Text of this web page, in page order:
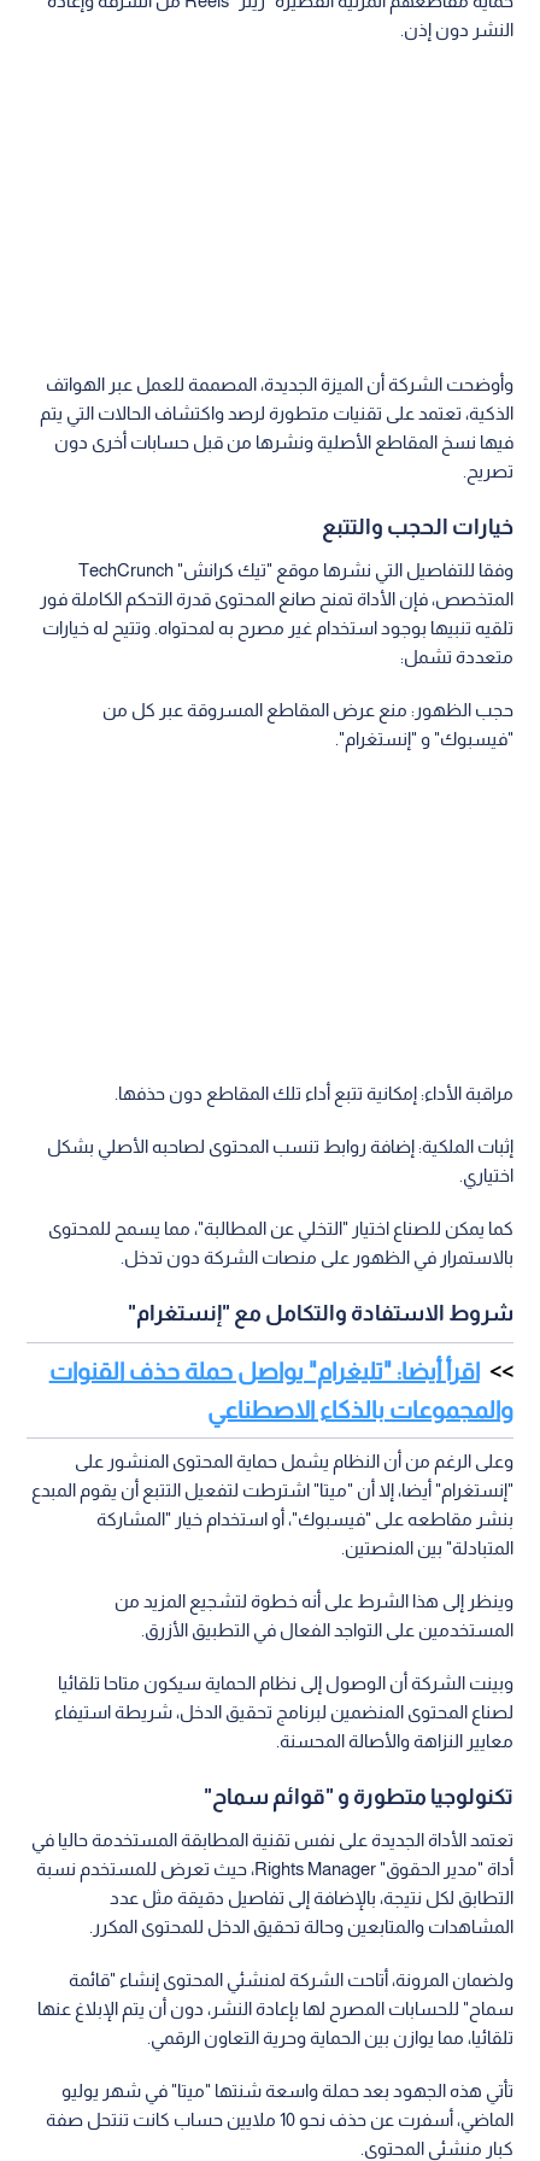
النشر دون إذن.
وأوضحت الشركة أن الميزة الجديدة، المصممة للعمل عبر الهواتف
الذكية، تعتمد على تقنيات متطورة لرصد واكتشاف الحالات التي يتم
فيها نسخ المقاطع الأصلية ونشرها من قبل حسابات أخرى دون
تصريح.
خيارات الحجب والتتبع
وفقا للتفاصيل التي نشرها موقع "تيك كرانش" TechCrunch
المتخصص، فإن الأداة تمنح صانع المحتوى قدرة التحكم الكاملة فور
تلقيه تنبيها بوجود استخدام غير مصرح به لمحتواه. وتتيح له خيارات
متعددة تشمل:
حجب الظهور: منع عرض المقاطع المسروقة عبر كل من
"فيسبوك" و "إنستغرام".
مراقبة الأداء: إمكانية تتبع أداء تلك المقاطع دون حذفها.
إثبات الملكية: إضافة روابط تنسب المحتوى لصاحبه الأصلي بشكل
اختياري.
كما يمكن للصناع اختيار "التخلي عن المطالبة"، مما يسمح للمحتوى
بالاستمرار في الظهور على منصات الشركة دون تدخل.
شروط الاستفادة والتكامل مع "إنستغرام"
اقرأ أيضا: "تليغرام" يواصل حملة حذف القنوات
والمجموعات بالذكاء الاصطناعي
وعلى الرغم من أن النظام يشمل حماية المحتوى المنشور على
"إنستغرام" أيضا، إلا أن "ميتا" اشترطت لتفعيل التتبع أن يقوم المبدع
بنشر مقاطعه على "فيسبوك"، أو استخدام خيار "المشاركة
المتبادلة" بين المنصتين.
وينظر إلى هذا الشرط على أنه خطوة لتشجيع المزيد من
المستخدمين على التواجد الفعال في التطبيق الأزرق.
وبينت الشركة أن الوصول إلى نظام الحماية سيكون متاحا تلقائيا
لصناع المحتوى المنضمين لبرنامج تحقيق الدخل، شريطة استيفاء
معايير النزاهة والأصالة المحسنة.
تكنولوجيا متطورة و "قوائم سماح"
تعتمد الأداة الجديدة على نفس تقنية المطابقة المستخدمة حاليا في
أداة "مدير الحقوق" Rights Manager، حيث تعرض للمستخدم نسبة
التطابق لكل نتيجة، بالإضافة إلى تفاصيل دقيقة مثل عدد
المشاهدات والمتابعين وحالة تحقيق الدخل للمحتوى المكرر.
ولضمان المرونة، أتاحت الشركة لمنشئي المحتوى إنشاء "قائمة
سماح" للحسابات المصرح لها بإعادة النشر، دون أن يتم الإبلاغ عنها
تلقائيا، مما يوازن بين الحماية وحرية التعاون الرقمي.
تأتي هذه الجهود بعد حملة واسعة شنتها "ميتا" في شهر يوليو
الماضي، أسفرت عن حذف نحو 10 ملايين حساب كانت تنتحل صفة
كبار منشئي المحتوى.